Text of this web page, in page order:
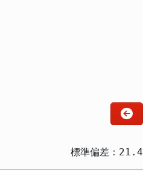
標準偏差：21.4